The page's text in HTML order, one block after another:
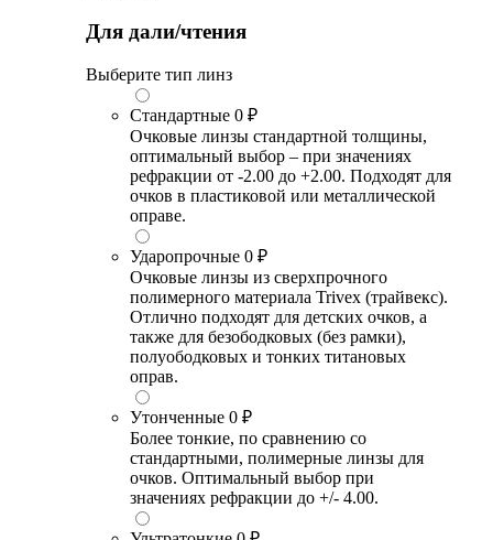
Для дали/чтения
Выберите тип линз
Стандартные 0 ₽
Очковые линзы стандартной толщины,
оптимальный выбор – при значениях
рефракции от -2.00 до +2.00. Подходят для
очков в пластиковой или металлической
оправе.
Ударопрочные 0 ₽
Очковые линзы из сверхпрочного
полимерного материала Trivex (трайвекс).
Отлично подходят для детских очков, а
также для безободковых (без рамки),
полуободковых и тонких титановых
оправ.
Утонченные 0 ₽
Более тонкие, по сравнению со
стандартными, полимерные линзы для
очков. Оптимальный выбор при
значениях рефракции до +/- 4.00.